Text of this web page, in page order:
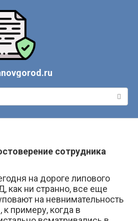
сотрудника
на дороге липового
как ни странно, все еще
на невнимательность
примеру, когда в